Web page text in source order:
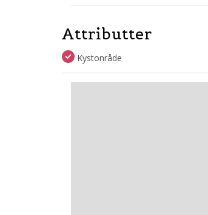
Attributter
Kystonråde